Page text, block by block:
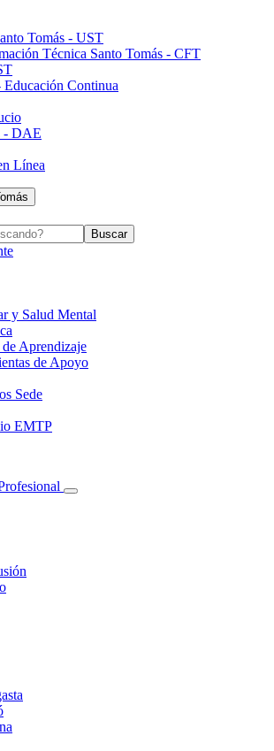
Tomás - UST
Técnica Santo Tomás - CFT
Educación Continua
- DAE
Línea
y Salud Mental
Aprendizaje
de Apoyo​
Sede
EMTP